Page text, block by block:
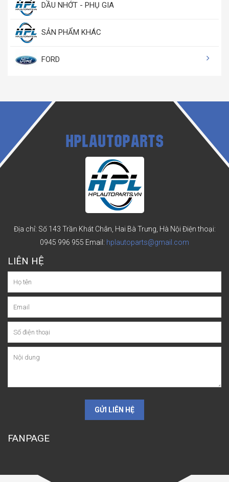
DẦU NHỚT - PHỤ GIA
SẢN PHẨM KHÁC
FORD
HPLAUTOPARTS
Địa chỉ: Số 143 Trần Khát Chân, Hai Bà Trưng, Hà Nội Điện thoại:
0945 996 955 Email: hplautoparts@gmail.com
LIÊN HỆ
GỬI LIÊN HỆ
FANPAGE